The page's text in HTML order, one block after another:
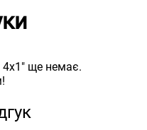
4х1" ще немає.